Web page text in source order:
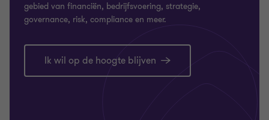
gebied van financiën, bedrijfsvoering, strategie,
governance, risk, compliance en meer.
Ik wil op de hoogte blijven